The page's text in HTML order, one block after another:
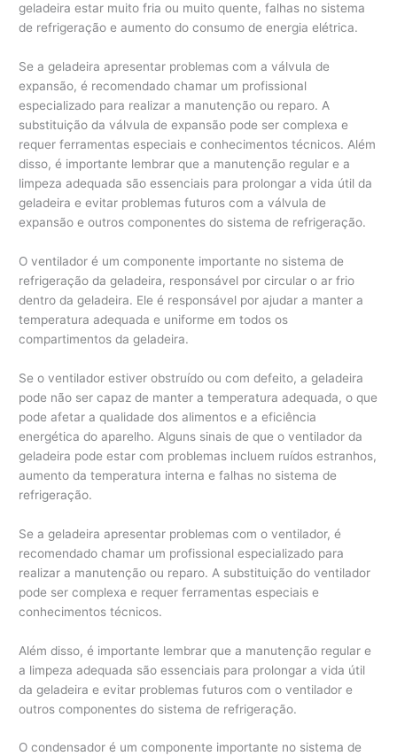
geladeira estar muito fria ou muito quente, falhas no sistema
de refrigeração e aumento do consumo de energia elétrica.
Se a geladeira apresentar problemas com a válvula de
expansão, é recomendado chamar um profissional
especializado para realizar a manutenção ou reparo. A
substituição da válvula de expansão pode ser complexa e
requer ferramentas especiais e conhecimentos técnicos. Além
disso, é importante lembrar que a manutenção regular e a
limpeza adequada são essenciais para prolongar a vida útil da
geladeira e evitar problemas futuros com a válvula de
expansão e outros componentes do sistema de refrigeração.
O ventilador é um componente importante no sistema de
refrigeração da geladeira, responsável por circular o ar frio
dentro da geladeira. Ele é responsável por ajudar a manter a
temperatura adequada e uniforme em todos os
compartimentos da geladeira.
Se o ventilador estiver obstruído ou com defeito, a geladeira
pode não ser capaz de manter a temperatura adequada, o que
pode afetar a qualidade dos alimentos e a eficiência
energética do aparelho. Alguns sinais de que o ventilador da
geladeira pode estar com problemas incluem ruídos estranhos,
aumento da temperatura interna e falhas no sistema de
refrigeração.
Se a geladeira apresentar problemas com o ventilador, é
recomendado chamar um profissional especializado para
realizar a manutenção ou reparo. A substituição do ventilador
pode ser complexa e requer ferramentas especiais e
conhecimentos técnicos.
Além disso, é importante lembrar que a manutenção regular e
a limpeza adequada são essenciais para prolongar a vida útil
da geladeira e evitar problemas futuros com o ventilador e
outros componentes do sistema de refrigeração.
O condensador é um componente importante no sistema de